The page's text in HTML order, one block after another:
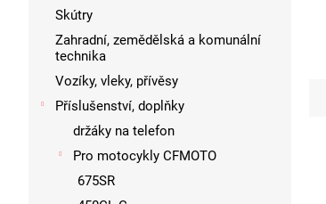
Skútry
Zahradní, zemědělská a komunální
technika
Vozíky, vleky, přívěsy
Příslušenství, doplňky
držáky na telefon
Pro motocykly CFMOTO
675SR